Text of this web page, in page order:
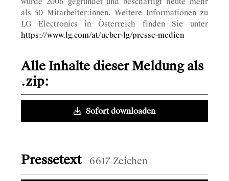
als 50 Mitarbeiter:innen. Weitere Informationen zu
LG Electronics in Österreich finden Sie unter
https://www.lg.com/at/ueber-lg/presse-medien
Alle Inhalte dieser Meldung als
.zip:
Sofort downloaden
Pressetext 6617 Zeichen